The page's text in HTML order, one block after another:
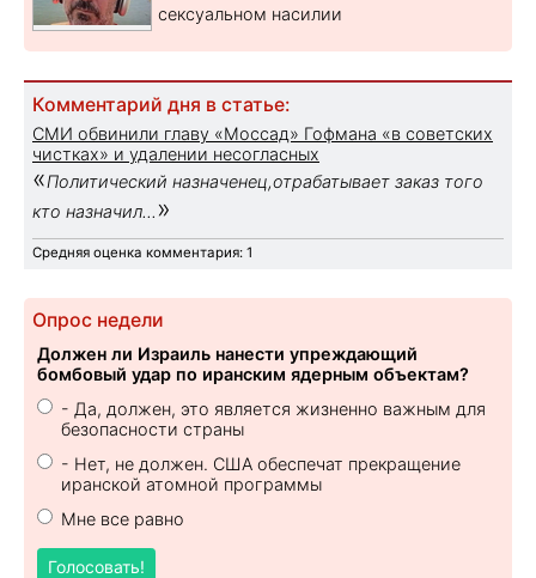
сексуальном насилии
Комментарий дня в статье:
СМИ обвинили главу «Моссад» Гофмана «в советских
чистках» и удалении несогласных
«Политический назначенец,отрабатывает заказ того
кто назначил... »
Средняя оценка комментария: 1
Опрос недели
Должен ли Израиль нанести упреждающий
бомбовый удар по иранским ядерным объектам?
- Да, должен, это является жизненно важным для
безопасности страны
- Нет, не должен. США обеспечат прекращение
иранской атомной программы
Мне все равно
Голосовать!